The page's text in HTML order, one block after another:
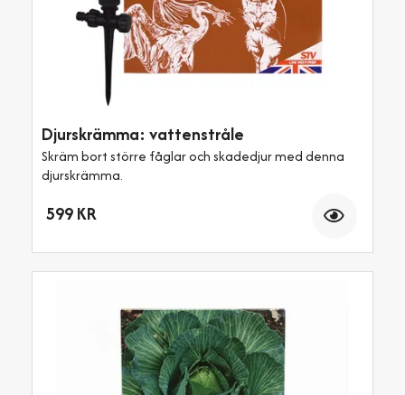
Djurskrämma: vattenstråle
Skräm bort större fåglar och skadedjur med denna
djurskrämma.
599 KR